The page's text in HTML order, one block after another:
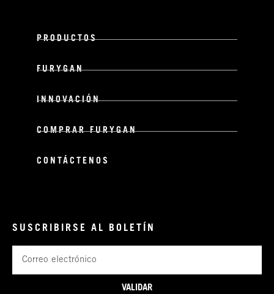
PRODUCTOS
FURYGAN
INNOVACIÓN
COMPRAR FURYGAN
CONTÁCTENOS
SUSCRIBIRSE AL BOLETÍN
VALIDAR